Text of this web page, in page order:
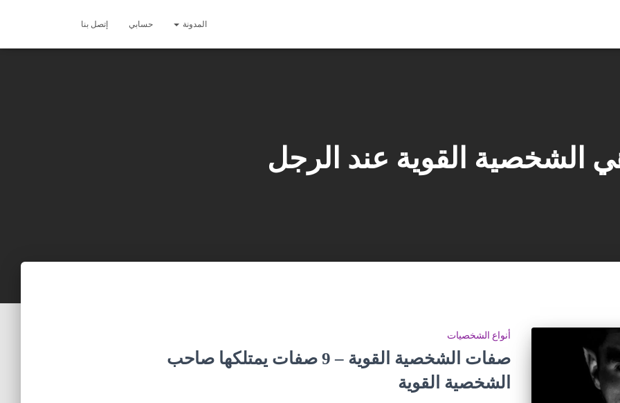
المدونة حسابي إتصل بنا
الشخصية القوية عند الرجل
أنواع الشخصيات
صفات الشخصية القوية – 9 صفات يمتلكها صاحب
الشخصية القوية